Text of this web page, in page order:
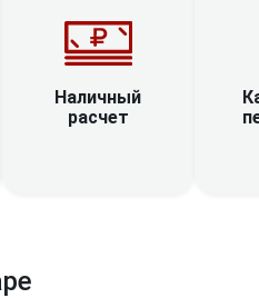
Наличный
расчет